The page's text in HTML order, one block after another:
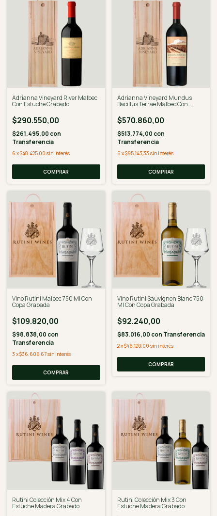
Adrianna Vineyard River Malbec
Con Estuche Grabado
$290.550,00
$261.495,00 con
Transferencia
6 x$48.425,00 sin interés
Adrianna Vineyard Mundus
Bacillus Terrae Malbec Con
$570.860,00
$513.774,00 con
Transferencia
6 x$95.143,33 sin interés
Vino Rutini Malbec 750 Ml Con
Copa Grabada
$109.820,00
$98.838,00 con
Transferencia
3 x$36.606,67sin interés
Vino Rutini Sauvignon Blanc 750
Ml Con Copa Grabada
$92.240,00
$83.016,00 con Transferencia
2x$46.120,00 sin interés
Rutini Colección Mix 4 Con
Estuche Madera Grabado
Rutini Colección Mix 3 Con
Estuche Madera Grabado